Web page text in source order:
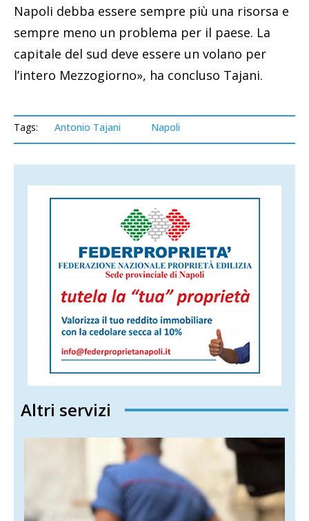
Napoli debba essere sempre più una risorsa e
sempre meno un problema per il paese. La
capitale del sud deve essere un volano per
l’intero Mezzogiorno», ha concluso Tajani.
Tags: Antonio Tajani Napoli
Altri servizi